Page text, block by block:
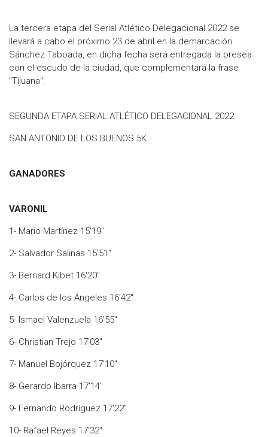
La tercera etapa del Serial Atlético Delegacional 2022 se
llevará a cabo el próximo 23 de abril en la demarcación
Sánchez Taboada, en dicha fecha será entregada la presea
con el escudo de la ciudad, que complementará la frase
"Tijuana".
SEGUNDA ETAPA SERIAL ATLÉTICO DELEGACIONAL 2022
SAN ANTONIO DE LOS BUENOS 5K
GANADORES
VARONIL
1- Mario Martínez 15'19"
2- Salvador Salinas 15'51"
3- Bernard Kibet 16'20"
4- Carlos de los Ángeles 16'42"
5- Ismael Valenzuela 16'55"
6- Christian Trejo 17'03"
7- Manuel Bojórquez 17'10"
8- Gerardo Ibarra 17'14"
9- Fernando Rodríguez 17'22"
10- Rafael Reyes 17'32"